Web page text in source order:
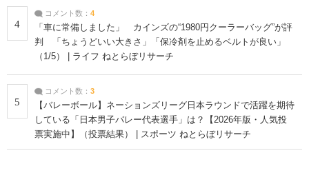
4
コメント数： 4
「車に常備しました」 カインズの“1980円クーラーバッグ”が評
判 「ちょうどいい大きさ」「保冷剤を止めるベルトが良い」
（1/5） | ライフ ねとらぼリサーチ
5
コメント数： 3
【バレーボール】ネーションズリーグ日本ラウンドで活躍を期待
している「日本男子バレー代表選手」は？【2026年版・人気投
票実施中】（投票結果） | スポーツ ねとらぼリサーチ